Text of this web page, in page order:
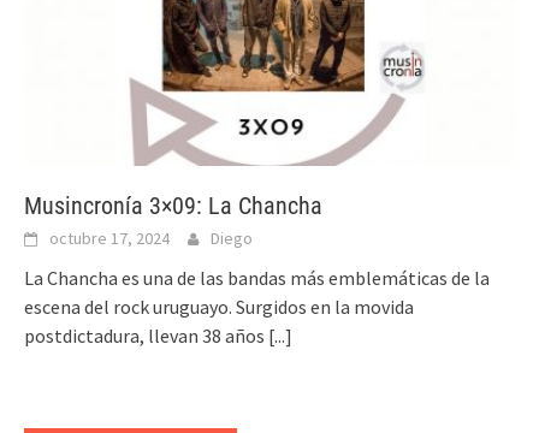
Musincronía 3×09: La Chancha
octubre 17, 2024 Diego
La Chancha es una de las bandas más emblemáticas de la
escena del rock uruguayo. Surgidos en la movida
postdictadura, llevan 38 años [...]